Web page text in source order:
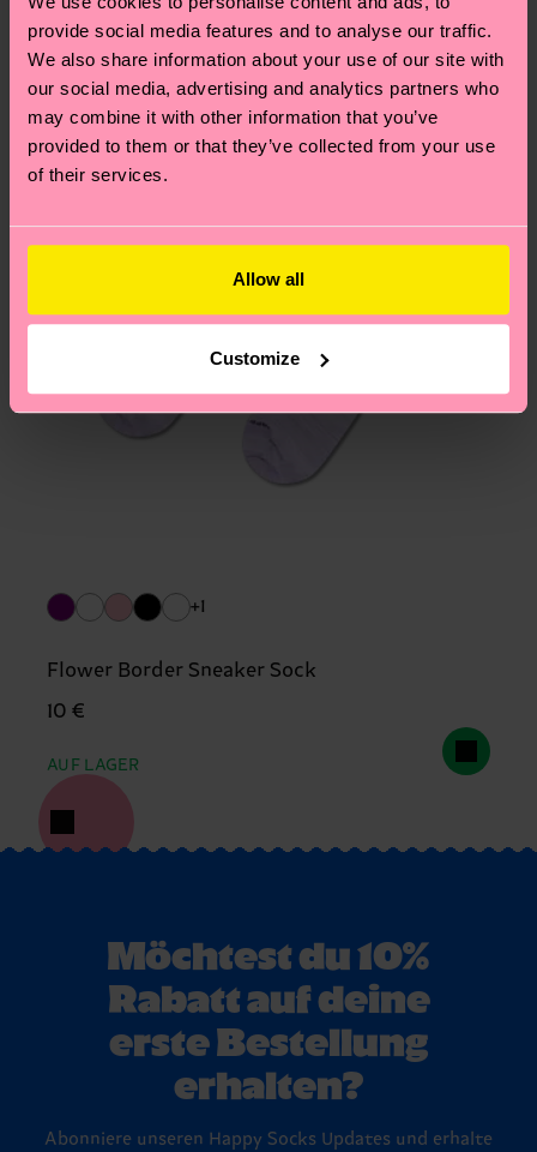
provide social media features and to analyse our traffic.
We also share information about your use of our site with
our social media, advertising and analytics partners who
may combine it with other information that you’ve
provided to them or that they’ve collected from your use
of their services.
Allow all
Customize
deinem Land abhängt.
Du hast Fragen zu einer Retoure? In unserem
Hilfebereich im Artikel
Retouren findest du die
am häufigsten gestellten Fragen.
Neuheit
+1
Flower Border Sneaker Sock
10 €
AUF LAGER
Möchtest du 10%
Rabatt auf deine
erste Bestellung
erhalten?
Abonniere unseren Happy Socks Updates und erhalte